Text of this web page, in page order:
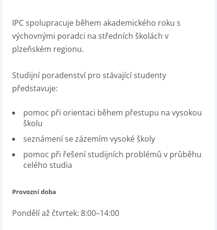
IPC spolupracuje během akademického roku s
výchovnými poradci na středních školách v
plzeňském regionu.
Studijní poradenství pro stávající studenty
představuje:
pomoc při orientaci během přestupu na vysokou
školu
seznámení se zázemím vysoké školy
pomoc při řešení studijních problémů v průběhu
celého studia
Provozní doba
Pondělí až čtvrtek: 8:00–14:00